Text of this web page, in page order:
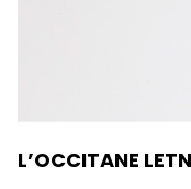
L’OCCITANE